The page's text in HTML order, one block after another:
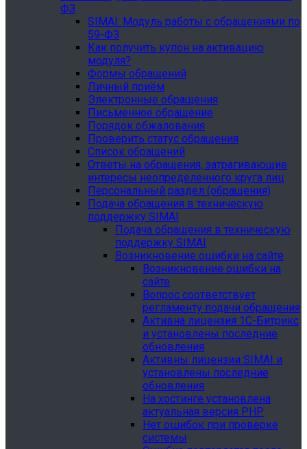
ФЗ
SIMAI: Модуль работы с обращениями по
59-ФЗ
Как получить купон на активацию
модуля?
Формы обращений
Личный приём
Электронные обращения
Письменное обращение
Порядок обжалования
Проверить статус обращения
Список обращений
Ответы на обращения, затрагивающие
интересы неопределенного круга лиц
Персональный раздел (обращения)
Подача обращения в техническую
поддержку SIMAI
Подача обращения в техническую
поддержку SIMAI
Возникновение ошибки на сайте
Возникновение ошибки на
сайте
Вопрос соответствует
регламенту подачи обращения
Активна лицензия 1С-Битрикс
и установлены последние
обновления
Активны лицензии SIMAI и
установлены последние
обновления
На хостинге установлена
актуальная версия PHP
Нет ошибок при проверке
системы